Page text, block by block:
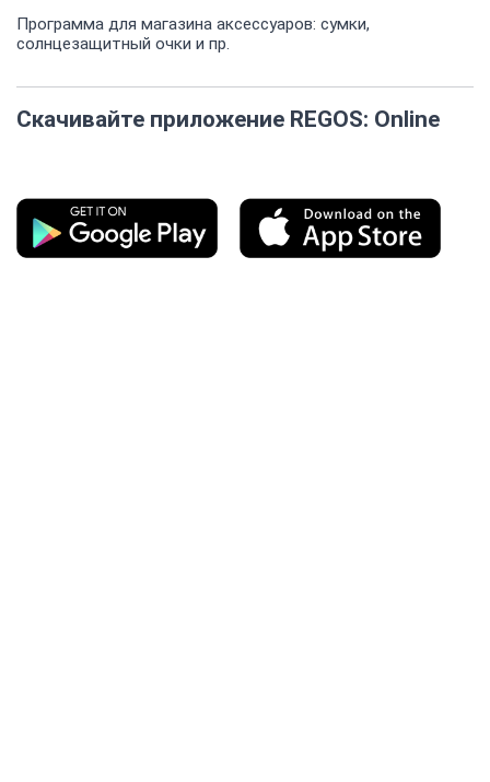
Программа для магазина аксессуаров: сумки,
солнцезащитный очки и пр.
Скачивайте приложение REGOS: Online